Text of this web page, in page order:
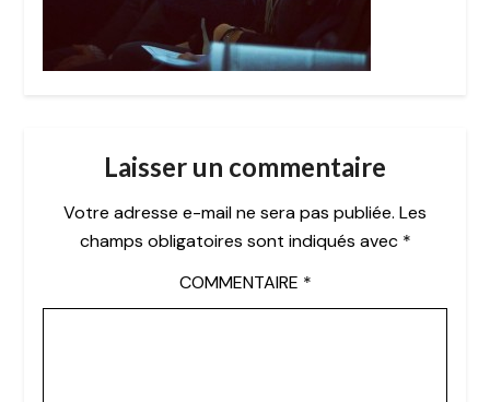
Laisser un commentaire
Votre adresse e-mail ne sera pas publiée. Les
champs obligatoires sont indiqués avec *
COMMENTAIRE *